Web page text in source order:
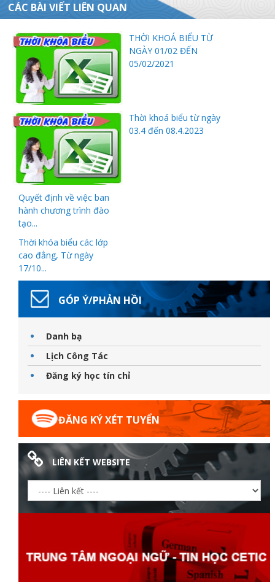
CÁC BÀI VIẾT LIÊN QUAN
THỜI KHOÁ BIỂU TỪ
NGÀY 01/02 ĐẾN
05/02/2021
Thời khoá biểu từ ngày
03.4 đến 08.4.2023
Quyết định về việc ban
hành chương trình đào
tạo...
Thời khóa biểu các lớp
cao đẳng, Từ ngày
17/10...
GÓP Ý/PHẢN HỒI
Danh bạ
Lịch Công Tác
Đăng ký học tín chỉ
ĐĂNG KÝ XÉT TUYỂN
LIÊN KẾT WEBSITE